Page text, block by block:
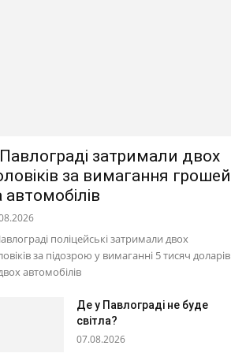
затримали двох
за вимагання грошей
автомобілів
поліцейські затримали двох
за підозрою у вимаганні 5 тисяч доларів
автомобілів
Де у Павлограді не буде
світла?
07.08.2026